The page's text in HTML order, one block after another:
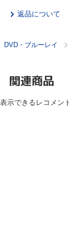
返品について
DVD・ブルーレイ
関連商品
表示できるレコメン